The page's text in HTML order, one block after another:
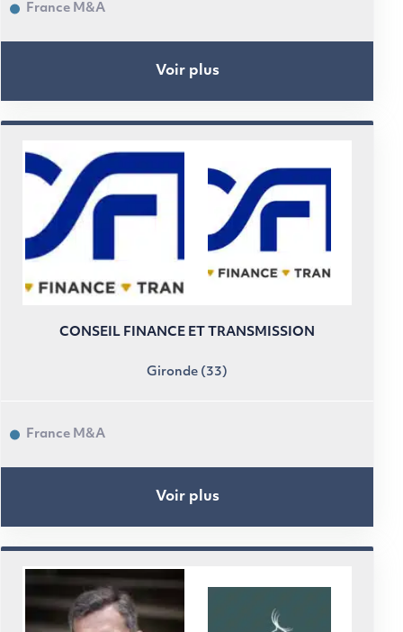
France M&A
Voir plus
CONSEIL FINANCE ET TRANSMISSION
Gironde (33)
France M&A
Voir plus